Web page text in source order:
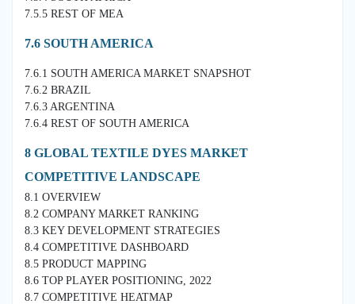
7.5.5 REST OF MEA
7.6 SOUTH AMERICA
7.6.1 SOUTH AMERICA MARKET SNAPSHOT
7.6.2 BRAZIL
7.6.3 ARGENTINA
7.6.4 REST OF SOUTH AMERICA
8 GLOBAL TEXTILE DYES MARKET
COMPETITIVE LANDSCAPE
8.1 OVERVIEW
8.2 COMPANY MARKET RANKING
8.3 KEY DEVELOPMENT STRATEGIES
8.4 COMPETITIVE DASHBOARD
8.5 PRODUCT MAPPING
8.6 TOP PLAYER POSITIONING, 2022
8.7 COMPETITIVE HEATMAP